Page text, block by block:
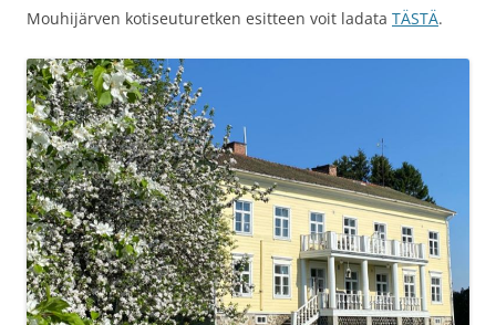
Mouhijärven kotiseuturetken esitteen voit ladata TÄSTÄ.